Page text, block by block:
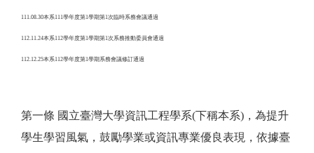
111.08.30本系111學年度第1學期第1次臨時系務會議通過
112.11.24本系112學年度第1學期第1次系務推動委員會通過
112.12.25本系112學年度第1學期系務會議修訂通過
第一條 國立臺灣大學資訊工程學系(下稱本系)，為提升
學生學習風氣，鼓勵學業或資訊專業優良表現，依據臺